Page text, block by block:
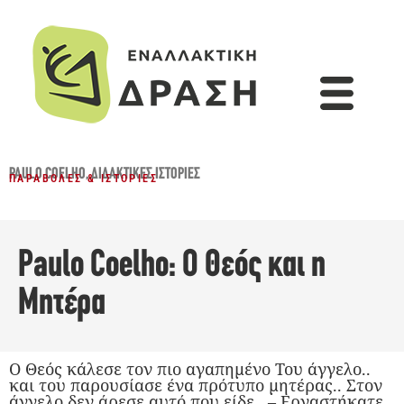
PAULO COELHO,ΔΙΔΑΚΤΙΚΈΣ ΙΣΤΟΡΊΕΣ
ΠΑΡΑΒΟΛΈΣ & ΙΣΤΟΡΊΕΣ
Paulo Coelho: Ο Θεός και η
Μητέρα
Ο Θεός κάλεσε τον πιο αγαπημένο Του άγγελο..
και του παρουσίασε ένα πρότυπο μητέρας.. Στον